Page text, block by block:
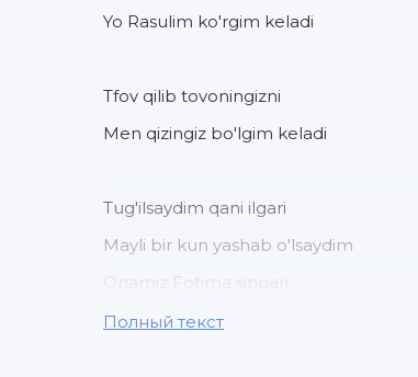
Yo Rasulim ko'rgim keladi
Tfov qilib tovoningizni
Men qizingiz bo'lgim keladi
Tug'ilsaydim qani ilgari
Mayli bir kun yashab o'lsaydim
Onamiz Fotima singari
Rasulimning qizi bo'lsaydim
Полный текст